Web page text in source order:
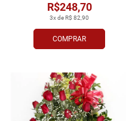
COMPRAR
3x de R$ 82,90
R$248,70